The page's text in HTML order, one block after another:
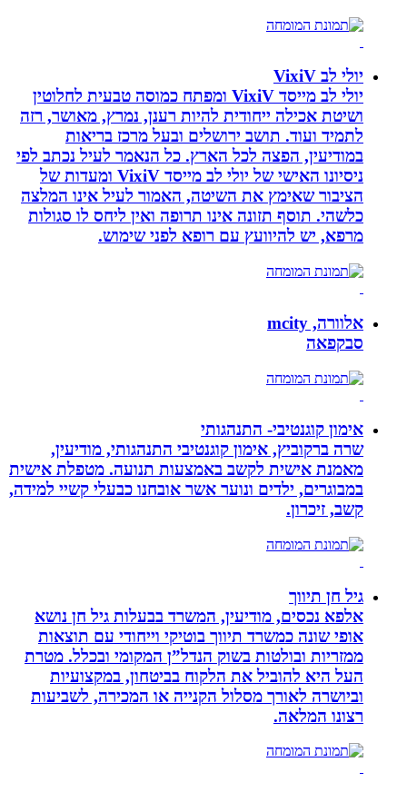
יולי לב VixiV
יולי לב מייסד VixiV ומפתח כמוסה טבעית לחלוטין
ושיטת אכילה ייחודית להיות רענן, נמרץ, מאושר, רזה
לתמיד ועוד. תושב ירושלים ובעל מרכז בריאות
במודיעין, הפצה לכל הארץ. כל הנאמר לעיל נכתב לפי
ניסיונו האישי של יולי לב מייסד VixiV ומעדות של
הציבור שאימץ את השיטה, האמור לעיל אינו המלצה
כלשהי. תוסף תזונה אינו תרופה ואין ליחס לו סגולות
מרפא, יש להיוועץ עם רופא לפני שימוש.
אלוורה, mcity
סבקפאה
אימון קוגנטיבי- התנהגותי
שרה ברקוביץ, אימון קוגנטיבי התנהגותי, מודיעין,
מאמנת אישית לקשב באמצעות תנועה. מטפלת אישית
במבוגרים, ילדים ונוער אשר אובחנו כבעלי קשיי למידה,
קשב, זיכרון.
גיל חן תיווך
אלפא נכסים, מודיעין, המשרד בבעלות גיל חן נושא
אופי שונה כמשרד תיווך בוטיקי וייחודי עם תוצאות
ממזריות ובולטות בשוק הנדל”ן המקומי ובכלל. מטרת
העל היא להוביל את הלקוח בביטחון, במקצועיות
וביושרה לאורך מסלול הקנייה או המכירה, לשביעות
רצונו המלאה.